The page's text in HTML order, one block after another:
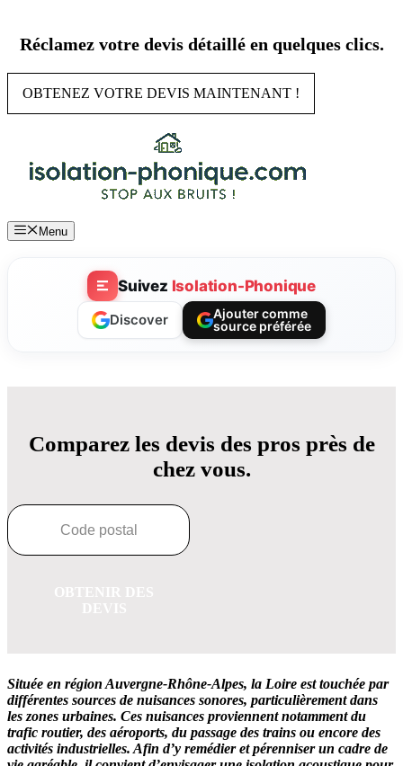
contenu
Réclamez votre devis détaillé en quelques clics.
OBTENEZ VOTRE DEVIS MAINTENANT !
Menu
Suivez Isolation-Phonique
Discover
Ajouter comme
source préférée
Comparez les devis des pros près de
chez vous.
Située en région Auvergne-Rhône-Alpes, la Loire est touchée par
différentes sources de nuisances sonores, particulièrement dans
les zones urbaines. Ces nuisances proviennent notamment du
trafic routier, des aéroports, du passage des trains ou encore des
activités industrielles. Afin d’y remédier et pérenniser un cadre de